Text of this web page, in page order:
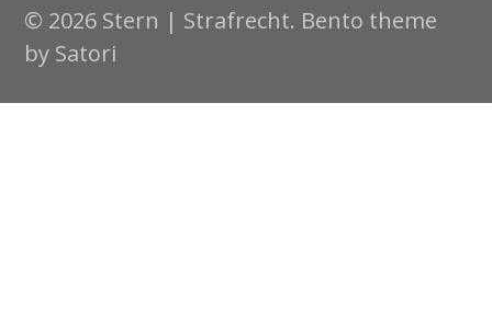
© 2026 Stern | Strafrecht. Bento theme
by Satori